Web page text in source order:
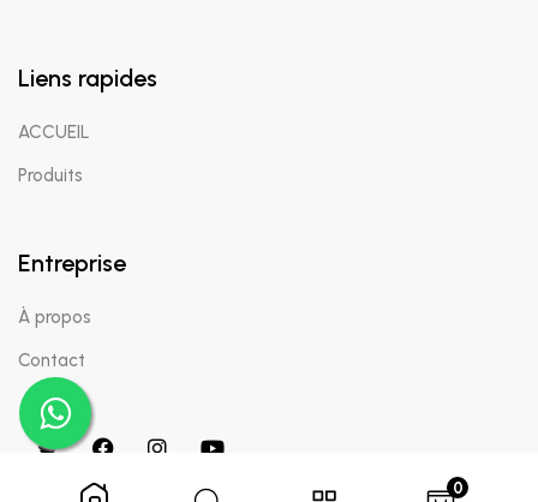
0
Liens rapides
ACCUEIL
Produits
Entreprise
À propos
Contact